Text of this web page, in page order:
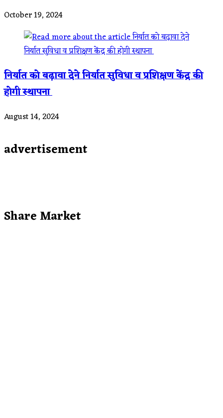
October 19, 2024
निर्यात को बढ़ावा देने निर्यात सुविधा व प्रशिक्षण केंद्र की
होगी स्थापना
August 14, 2024
advertisement
Share Market